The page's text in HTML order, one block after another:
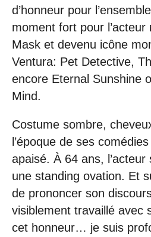
d’honneur pour
moment fort pour
Mask et devenu icône
Ventura: Pet Detective,
encore Eternal Sunshine
Mind.
Costume sombre,
l’époque de ses
apaisé. À 64 ans, l’acteur
une standing ovation. Et
de prononcer son
visiblement travaillé avec
cet honneur… je suis